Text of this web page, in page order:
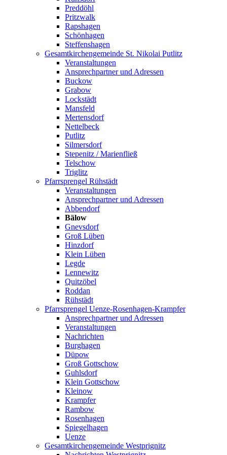
Preddöhl
Pritzwalk
Rapshagen
Schönhagen
Steffenshagen
Gesamtkirchengemeinde St. Nikolai Putlitz
Veranstaltungen
Ansprechpartner und Adressen
Buckow
Grabow
Lockstädt
Mansfeld
Mertensdorf
Nettelbeck
Putlitz
Silmersdorf
Stepenitz / Marienfließ
Telschow
Triglitz
Pfarrsprengel Rühstädt
Veranstaltungen
Ansprechpartner und Adressen
Abbendorf
Bälow
Gnevsdorf
Groß Lüben
Hinzdorf
Klein Lüben
Legde
Lennewitz
Quitzöbel
Roddan
Rühstädt
Pfarrsprengel Uenze-Rosenhagen-Krampfer
Ansprechpartner und Adressen
Veranstaltungen
Nachrichten
Burghagen
Düpow
Groß Gottschow
Guhlsdorf
Klein Gottschow
Kleinow
Krampfer
Rambow
Rosenhagen
Spiegelhagen
Uenze
Gesamtkirchengemeinde Westprignitz